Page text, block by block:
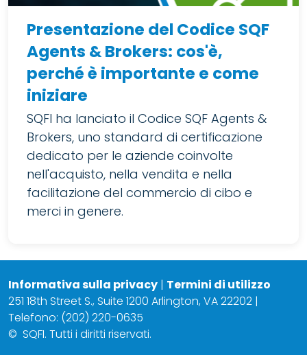
Presentazione del Codice SQF
Agents & Brokers: cos'è,
perché è importante e come
iniziare
SQFI ha lanciato il Codice SQF Agents &
Brokers, uno standard di certificazione
dedicato per le aziende coinvolte
nell'acquisto, nella vendita e nella
facilitazione del commercio di cibo e
merci in genere.
Informativa sulla privacy | Termini di utilizzo
251 18th Street S., Suite 1200 Arlington, VA 22202 |
Telefono: (202) 220-0635
© SQFI. Tutti i diritti riservati.